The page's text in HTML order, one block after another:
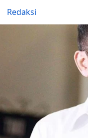
Redaksi